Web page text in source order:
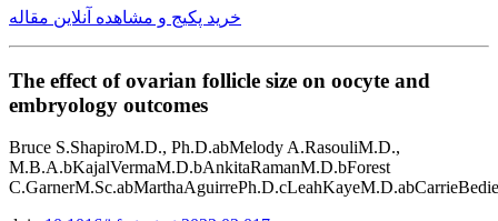
خرید پکیج و مشاهده آنلاین مقاله
The effect of ovarian follicle size on oocyte and
embryology outcomes
Bruce S.ShapiroM.D., Ph.D.abMelody A.RasouliM.D.,
M.B.A.bKajalVermaM.D.bAnkitaRamanM.D.bForest